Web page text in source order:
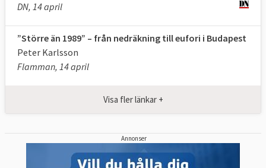
DN, 14 april
”Större än 1989” – från nedräkning till eufori i Budapest
Peter Karlsson
Flamman, 14 april
Visa fler länkar +
Annonser